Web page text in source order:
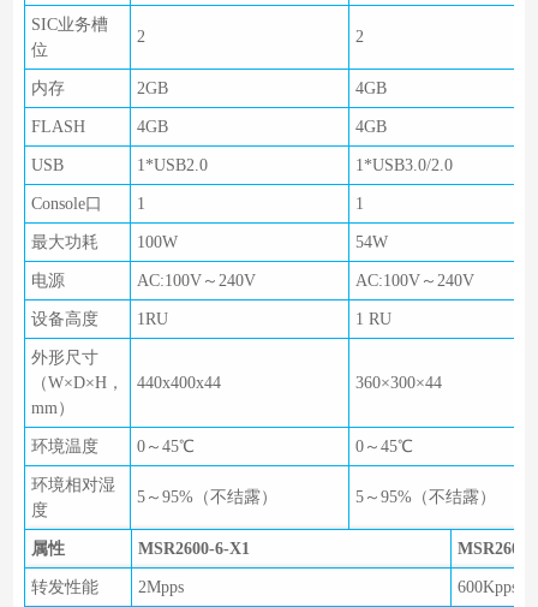
SIC业务槽
位
2 2
内存 2GB 4GB
FLASH 4GB 4GB
USB 1*USB2.0 1*USB3.0/2.0
Console口 1 1
最大功耗 100W 54W
电源 AC:100V～240V AC:100V～240V
设备高度 1RU 1 RU
外形尺寸
（W×D×H，
mm）
440x400x44 360×300×44
环境温度 0～45℃ 0～45℃
环境相对湿
度
5～95%（不结露） 5～95%（不结露）
属性 MSR2600-6-X1 MSR2600-
转发性能 2Mpps 600Kpps